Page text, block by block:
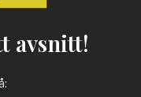
avsnitt!